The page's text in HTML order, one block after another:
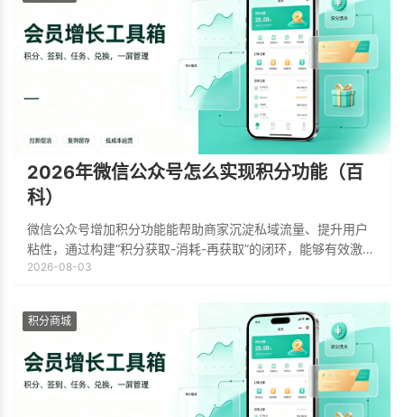
2026年微信公众号怎么实现积分功能（百
科）
微信公众号增加积分功能能帮助商家沉淀私域流量、提升用户
粘性，通过构建“积分获取-消耗-再获取”的闭环，能够有效激励
用户持续互动并促进转化，本文将系统梳理微信公众号积分功
2026-08-03
积分商城